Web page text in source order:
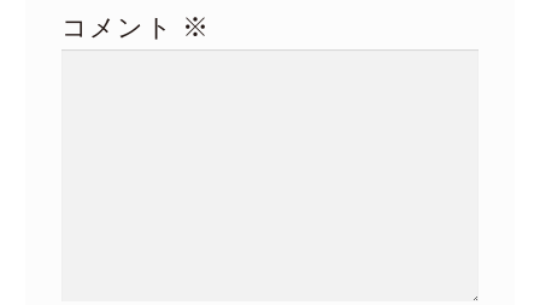
コメント
※